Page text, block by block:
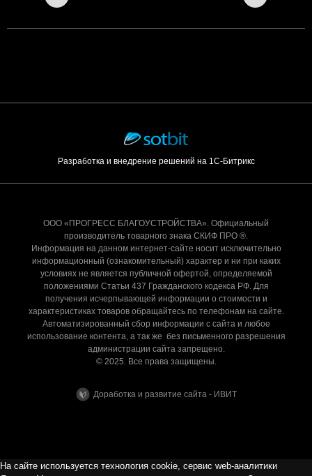
Разработка и внедрение решений на 1С-Битрикс
ООО «ПРОГРЕСС БЛАГОУСТРОЙСТВА». Официальный
производитель товарного знака СКИФ ПРО ®.
Информация на данном интернет-сайте носит исключительно
информационный (ознакомительный) характер и ни при каких
условиях не является публичной офертой, определяемой
положениями Статьи 437 Гражданского кодекса РФ. Для
получения исчерпывающей информации о стоимости и
характеристиках товаров обращайтесь по телефонам на сайте.
Автоматизированный сбор информации с сайта и любое
использование контента, а так же без письменного разрешения
администрации сайта запрещено.
© 2025. Все права защищены.
Доработка и развитие сайта - ИВИТ
На сайте используется технология cookie, сервис web-аналитики